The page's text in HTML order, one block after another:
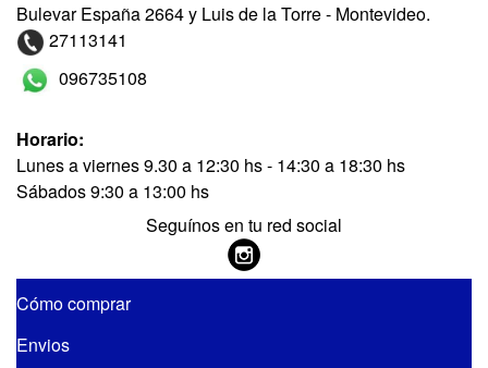
Bulevar España 2664 y Luis de la Torre - Montevideo.
27113141
096735108
Horario:
Lunes a viernes 9.30 a 12:30 hs - 14:30 a 18:30 hs
Sábados 9:30 a 13:00 hs
Seguínos en tu red social
Cómo comprar
Envios